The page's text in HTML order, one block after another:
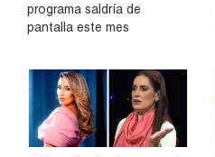
programa saldría de
pantalla este mes